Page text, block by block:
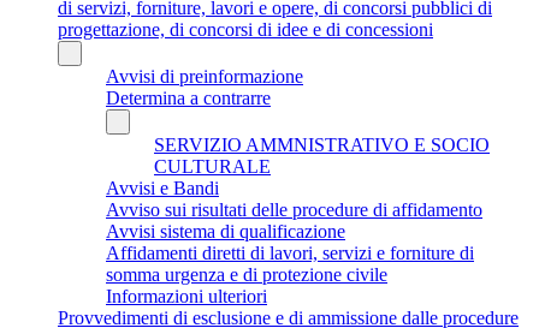
di servizi, forniture, lavori e opere, di concorsi pubblici di
progettazione, di concorsi di idee e di concessioni
Avvisi di preinformazione
Determina a contrarre
SERVIZIO AMMNISTRATIVO E SOCIO
CULTURALE
Avvisi e Bandi
Avviso sui risultati delle procedure di affidamento
Avvisi sistema di qualificazione
Affidamenti diretti di lavori, servizi e forniture di
somma urgenza e di protezione civile
Informazioni ulteriori
Provvedimenti di esclusione e di ammissione dalle procedure